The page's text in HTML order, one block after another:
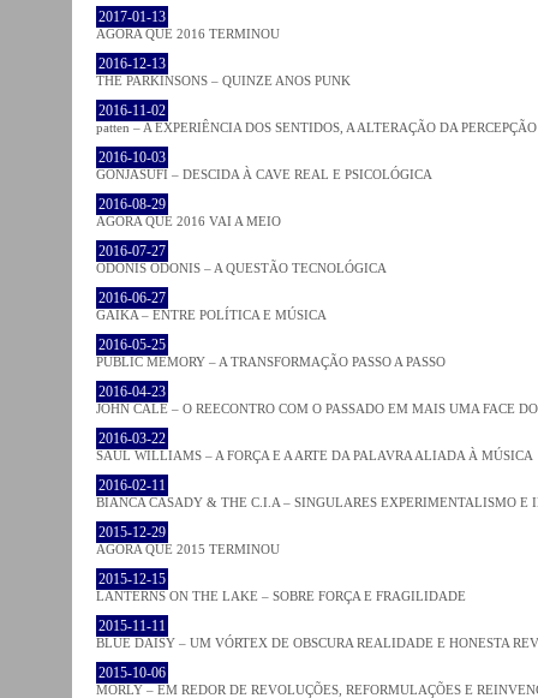
2017-01-13
AGORA QUE 2016 TERMINOU
2016-12-13
THE PARKINSONS – QUINZE ANOS PUNK
2016-11-02
patten – A EXPERIÊNCIA DOS SENTIDOS, A ALTERAÇÃO DA PERCEPÇÃO
2016-10-03
GONJASUFI – DESCIDA À CAVE REAL E PSICOLÓGICA
2016-08-29
AGORA QUE 2016 VAI A MEIO
2016-07-27
ODONIS ODONIS – A QUESTÃO TECNOLÓGICA
2016-06-27
GAIKA – ENTRE POLÍTICA E MÚSICA
2016-05-25
PUBLIC MEMORY – A TRANSFORMAÇÃO PASSO A PASSO
2016-04-23
JOHN CALE – O REECONTRO COM O PASSADO EM MAIS UMA FACE
2016-03-22
SAUL WILLIAMS – A FORÇA E A ARTE DA PALAVRA ALIADA À MÚSICA
2016-02-11
BIANCA CASADY & THE C.I.A – SINGULARES EXPERIMENTALISMO E
2015-12-29
AGORA QUE 2015 TERMINOU
2015-12-15
LANTERNS ON THE LAKE – SOBRE FORÇA E FRAGILIDADE
2015-11-11
BLUE DAISY – UM VÓRTEX DE OBSCURA REALIDADE E HONESTA
2015-10-06
MORLY – EM REDOR DE REVOLUÇÕES, REFORMULAÇÕES E